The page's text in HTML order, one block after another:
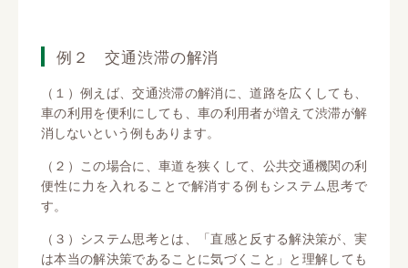
例２ 交通渋滞の解消
（１）例えば、交通渋滞の解消に、道路を広くしても、
車の利用を便利にしても、車の利用者が増えて渋滞が解
消しないという例もあります。
（２）この場合に、車道を狭くして、公共交通機関の利
便性に力を入れることで解消する例もシステム思考で
す。
（３）システム思考とは、「直感と反する解決策が、実
は本当の解決策であることに気づくこと」と理解しても